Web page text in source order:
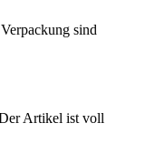
sind
Artikel ist voll